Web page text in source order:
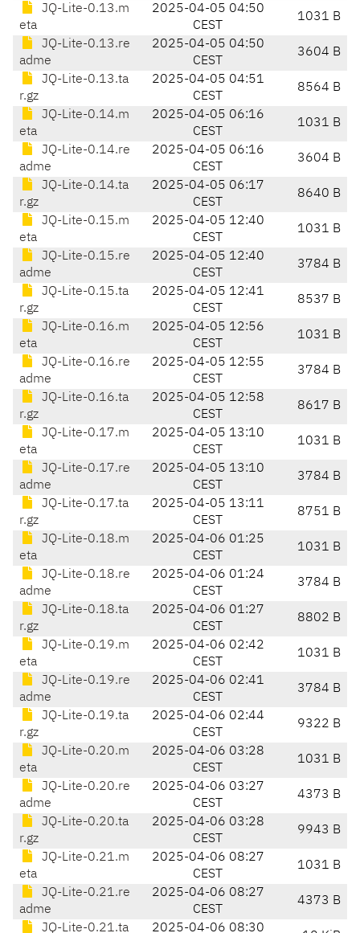
JQ-Lite-0.13.m
eta
2025-04-05 04:50
CEST
1031 B
JQ-Lite-0.13.re
adme
2025-04-05 04:50
CEST
3604 B
JQ-Lite-0.13.ta
r.gz
2025-04-05 04:51
CEST
8564 B
JQ-Lite-0.14.m
eta
2025-04-05 06:16
CEST
1031 B
JQ-Lite-0.14.re
adme
2025-04-05 06:16
CEST
3604 B
JQ-Lite-0.14.ta
r.gz
2025-04-05 06:17
CEST
8640 B
JQ-Lite-0.15.m
eta
2025-04-05 12:40
CEST
1031 B
JQ-Lite-0.15.re
adme
2025-04-05 12:40
CEST
3784 B
JQ-Lite-0.15.ta
r.gz
2025-04-05 12:41
CEST
8537 B
JQ-Lite-0.16.m
eta
2025-04-05 12:56
CEST
1031 B
JQ-Lite-0.16.re
adme
2025-04-05 12:55
CEST
3784 B
JQ-Lite-0.16.ta
r.gz
2025-04-05 12:58
CEST
8617 B
JQ-Lite-0.17.m
eta
2025-04-05 13:10
CEST
1031 B
JQ-Lite-0.17.re
adme
2025-04-05 13:10
CEST
3784 B
JQ-Lite-0.17.ta
r.gz
2025-04-05 13:11
CEST
8751 B
JQ-Lite-0.18.m
eta
2025-04-06 01:25
CEST
1031 B
JQ-Lite-0.18.re
adme
2025-04-06 01:24
CEST
3784 B
JQ-Lite-0.18.ta
r.gz
2025-04-06 01:27
CEST
8802 B
JQ-Lite-0.19.m
eta
2025-04-06 02:42
CEST
1031 B
JQ-Lite-0.19.re
adme
2025-04-06 02:41
CEST
3784 B
JQ-Lite-0.19.ta
r.gz
2025-04-06 02:44
CEST
9322 B
JQ-Lite-0.20.m
eta
2025-04-06 03:28
CEST
1031 B
JQ-Lite-0.20.re
adme
2025-04-06 03:27
CEST
4373 B
JQ-Lite-0.20.ta
r.gz
2025-04-06 03:28
CEST
9943 B
JQ-Lite-0.21.m
eta
2025-04-06 08:27
CEST
1031 B
JQ-Lite-0.21.re
adme
2025-04-06 08:27
CEST
4373 B
JQ-Lite-0.21.ta 2025-04-06 08:30